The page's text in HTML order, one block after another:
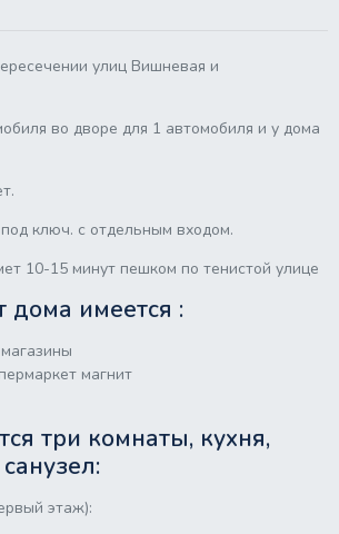
улиц Вишневая и
во дворе для 1 автомобиля и у дома
ключ. с отдельным входом.
10-15 минут пешком по тенистой улице
дома имеется :
магнит
три комнаты, кухня,
этаж):